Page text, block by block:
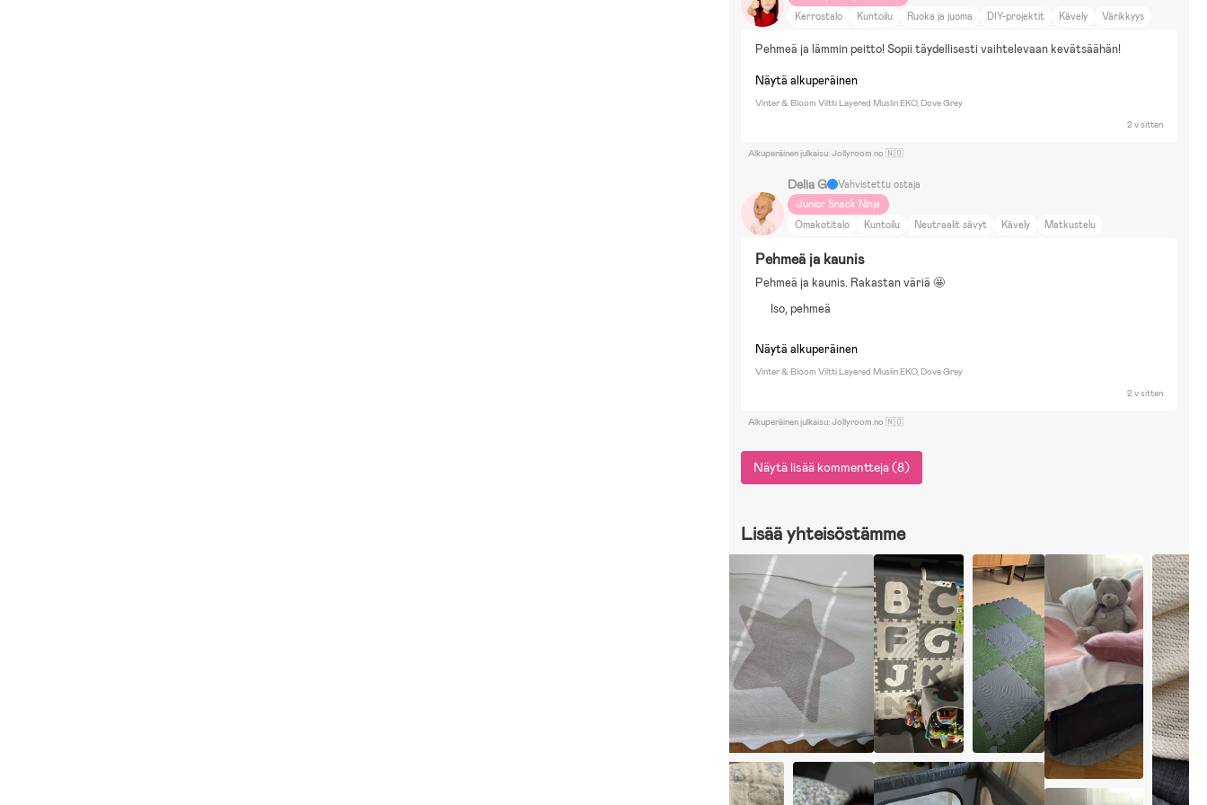
Kerrostalo
Kuntoilu Ruoka ja juoma DIY-projektit Kävely
Värikkyys
Piirtäminen & Askartelu
Lumileikit Naamiaisasut
Pyöräily
Nuket & Pehmolelut
Pehmeä ja lämmin peitto! Sopii täydellisesti vaihtelevaan kevätsäähän!
Näytä alkuperäinen
Vinter & Bloom Viltti Layered Muslin EKO, Dove Grey
2 v sitten
Alkuperäinen julkaisu: Jollyroom.no 🇳🇴
Delia G
Vahvistettu ostaja
Junior Snack Ninja
Omakotitalo
Kuntoilu Neutraalit sävyt Kävely
Matkustelu
Pehmeä ja kaunis
Pehmeä ja kaunis. Rakastan väriä 🤩
Iso, pehmeä
Näytä alkuperäinen
Vinter & Bloom Viltti Layered Muslin EKO, Dove Grey
2 v sitten
Alkuperäinen julkaisu: Jollyroom.no 🇳🇴
Näytä lisää kommentteja (8)
Lisää yhteisöstämme